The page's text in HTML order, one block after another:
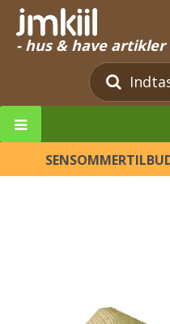
- hus & have artikler